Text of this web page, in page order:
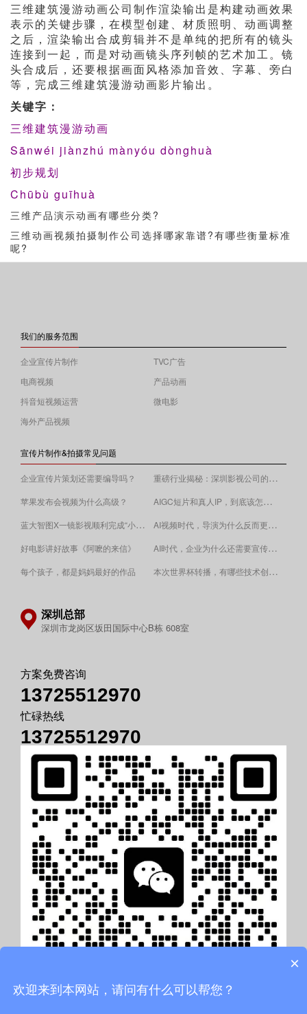
三维建筑漫游动画公司制作渲染输出是构建动画效果
表示的关键步骤，在模型创建、材质照明、动画调整
之后，渲染输出合成剪辑并不是单纯的把所有的镜头
连接到一起，而是对动画镜头序列帧的艺术加工。镜
头合成后，还要根据画面风格添加音效、字幕、旁白
等，完成三维建筑漫游动画影片输出。
关键字：
三维建筑漫游动画
Sānwéi jiànzhú mànyóu dònghuà
初步规划
Chūbù guīhuà
三维产品演示动画有哪些分类?
三维动画视频拍摄制作公司选择哪家靠谱?有哪些衡量标准
呢?
我们的服务范围
企业宣传片制作
TVC广告
电商视频
产品动画
抖音短视频运营
微电影
海外产品视频
宣传片制作&拍摄常见问题
企业宣传片策划还需要编导吗？ 重磅行业揭秘：深圳影视公司的收费逻辑！
苹果发布会视频为什么高级？
AIGC短片和真人IP，到底该怎么选？
蓝大智图X一镜影视顺利完成“小蓝本”广告影片拍摄制作。
AI视频时代，导演为什么反而更重要？
好电影讲好故事《阿嚒的来信》 AI时代，企业为什么还需要宣传片？
每个孩子，都是妈妈最好的作品 ​本次世界杯转播，有哪些技术创新值得关注？
深圳总部
深圳市龙岗区坂田国际中心B栋 608室
方案免费咨询
13725512970
忙碌热线
13725512970
×
欢迎来到本网站，请问有什么可以帮您？